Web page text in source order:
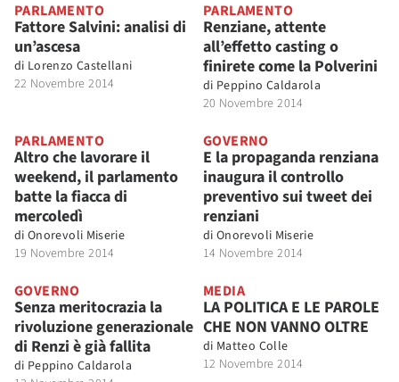
PARLAMENTO
Fattore Salvini: analisi di
un’ascesa
di Lorenzo Castellani
22 Novembre 2014
PARLAMENTO
Renziane, attente
all’effetto casting o
finirete come la Polverini
di Peppino Caldarola
20 Novembre 2014
PARLAMENTO
Altro che lavorare il
weekend, il parlamento
batte la fiacca di
mercoledì
di Onorevoli Miserie
19 Novembre 2014
GOVERNO
E la propaganda renziana
inaugura il controllo
preventivo sui tweet dei
renziani
di Onorevoli Miserie
14 Novembre 2014
GOVERNO
Senza meritocrazia la
rivoluzione generazionale
di Renzi è già fallita
di Peppino Caldarola
MEDIA
LA POLITICA E LE PAROLE
CHE NON VANNO OLTRE
di Matteo Colle
12 Novembre 2014